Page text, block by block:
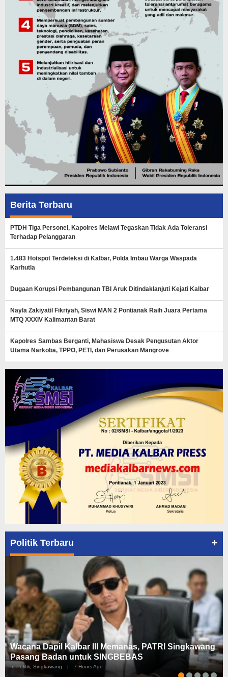
Berita Terbaru
PTDH Tiga Personel, Kapolres Melawi Tegaskan Tidak Ada Toleransi
Terhadap Pelanggaran
1.483 Hotspot Terdeteksi di Kalbar, Polda Imbau Warga Waspada
Karhutla
Dugaan Korupsi Pembangunan TBI Aruk Ditindaklanjuti Kejati Kalbar
Nayla Zakiyatil Fikriyah, Siswi MAN 2 Pontianak Raih Juara Pertama
MTQ XXXIV Kalimantan Barat
Kapolres Sambas Berganti, Mahasiswa Desak Pengusutan Aktor
Utama Narkoba, TPPO, PETI, dan Perusakan Mangrove
Politik Terbaru +
Wacana Dapil Kalbar III Memanas, PATRI Singkawang
Pasang Badan untuk SINGBEBAS
In Politik, Singkawang | 7 Hours Ago